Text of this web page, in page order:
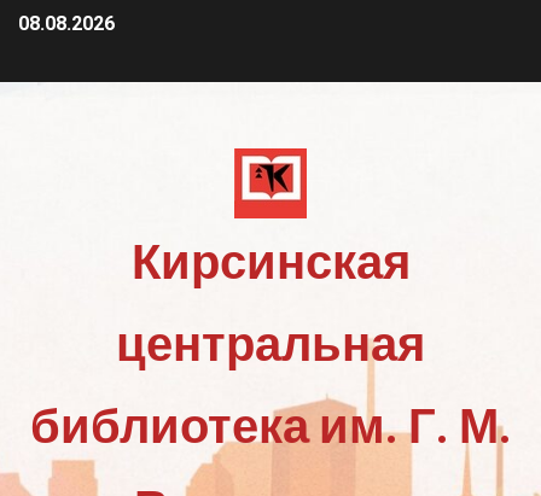
08.08.2026
Кирсинская
центральная
библиотека им. Г. М.